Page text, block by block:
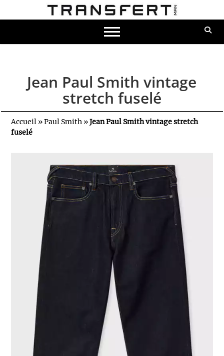
Jean Paul Smith vintage
stretch fuselé
Accueil »Paul Smith »Jean Paul Smith vintage stretch
fuselé